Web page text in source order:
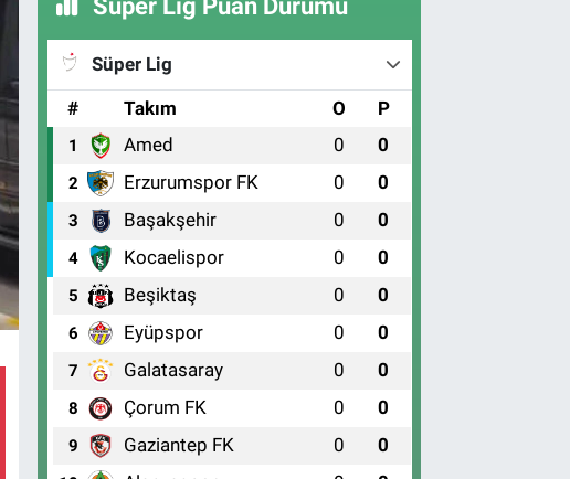
Süper Lig Puan Durumu
Süper Lig
#
Takım O P
1 Amed 0 0
2 Erzurumspor FK 0 0
3 Başakşehir 0 0
4 Kocaelispor 0 0
5 Beşiktaş 0 0
6 Eyüpspor 0 0
7 Galatasaray 0 0
8 Çorum FK 0 0
9 Gaziantep FK 0 0